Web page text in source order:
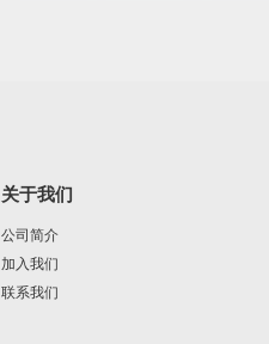
关于我们
公司简介
加入我们
联系我们